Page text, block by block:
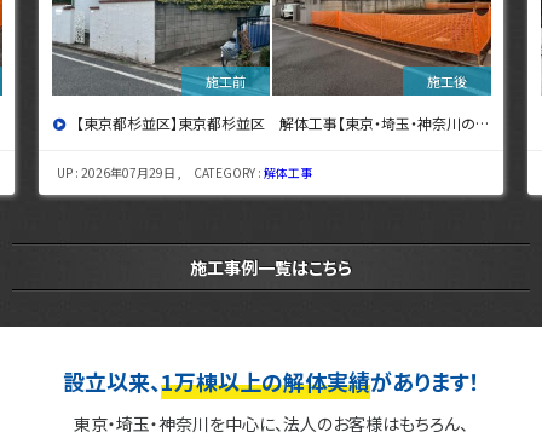
【東京都杉並区】東京都杉並区 解体工事【東京・埼玉・神奈川の解体工事なら東央建設へ】
UP : 2026年07月29日 , CATEGORY :解体工事
施工事例一覧はこちら
設立以来、1万棟以上の解体実績があります！
東京・埼玉・神奈川を中心に、法人のお客様はもちろん、